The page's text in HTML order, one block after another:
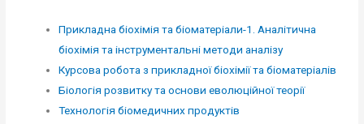
Прикладна біохімія та біоматеріали-1. Аналітична
біохімія та інструментальні методи аналізу
Курсова робота з прикладної біохімії та біоматеріалів
Біологія розвитку та основи еволюційної теорії
Технологія біомедичних продуктів